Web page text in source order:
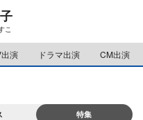
こ
演 ドラマ出演 CM出演
特集